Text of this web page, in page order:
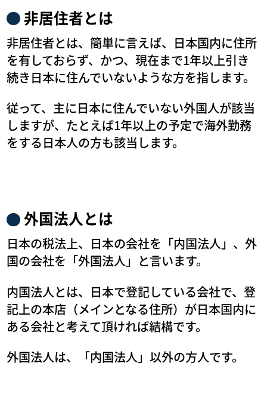
非居住者とは
非居住者とは、簡単に言えば、日本国内に住所
を有しておらず、かつ、現在まで1年以上引き
続き日本に住んでいないような方を指します。
従って、主に日本に住んでいない外国人が該当
しますが、たとえば1年以上の予定で海外勤務
をする日本人の方も該当します。
外国法人とは
日本の税法上、日本の会社を「内国法人」、外
国の会社を「外国法人」と言います。
内国法人とは、日本で登記している会社で、登
記上の本店（メインとなる住所）が日本国内に
ある会社と考えて頂ければ結構です。
外国法人は、「内国法人」以外の方人です。